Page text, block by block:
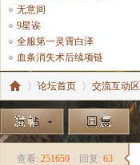
无意间
9星诶
全服第一灵霄白泽
血条消失术后续项链
《 »
论坛首页 交流互动区
查看: 251659 回复: 63